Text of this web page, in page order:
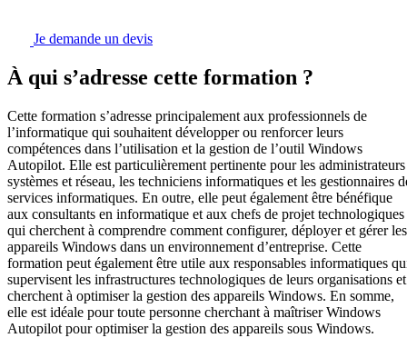
Je demande un devis
À qui s’adresse cette formation ?
Cette formation s’adresse principalement aux professionnels de
l’informatique qui souhaitent développer ou renforcer leurs
compétences dans l’utilisation et la gestion de l’outil Windows
Autopilot. Elle est particulièrement pertinente pour les administrateurs
systèmes et réseau, les techniciens informatiques et les gestionnaires
services informatiques. En outre, elle peut également être bénéfique
aux consultants en informatique et aux chefs de projet technologiques
qui cherchent à comprendre comment configurer, déployer et gérer les
appareils Windows dans un environnement d’entreprise. Cette
formation peut également être utile aux responsables informatiques
supervisent les infrastructures technologiques de leurs organisations et
cherchent à optimiser la gestion des appareils Windows. En somme,
elle est idéale pour toute personne cherchant à maîtriser Windows
Autopilot pour optimiser la gestion des appareils sous Windows.